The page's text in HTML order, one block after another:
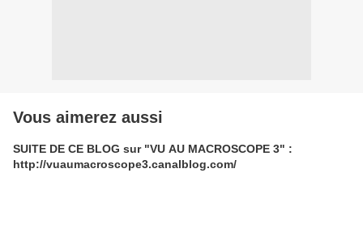
Vous aimerez aussi
SUITE DE CE BLOG sur "VU AU MACROSCOPE 3" :
http://vuaumacroscope3.canalblog.com/